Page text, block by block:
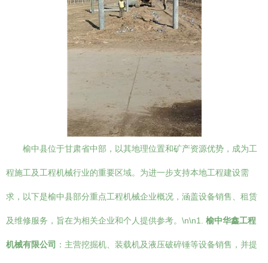
榆中县位于甘肃省中部，以其地理位置和矿产资源优势，成为工
程施工及工程机械行业的重要区域。为进一步支持本地工程建设需
求，以下是榆中县部分重点工程机械企业概况，涵盖设备销售、租赁
及维修服务，旨在为相关企业和个人提供参考。\n\n1. 榆中华鑫工程
机械有限公司 ：主营挖掘机、装载机及液压破碎锤等设备销售，并提